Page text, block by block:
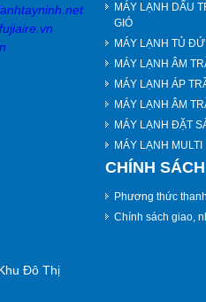
fujiaire.vn
Đô Thị
MÁY LẠNH DẤU
GIÓ
MÁY LẠNH TỦ
MÁY LẠNH ÂM
MÁY LẠNH ÁP
MÁY LẠNH ÂM
MÁY LẠNH ĐẶT
MÁY LẠNH MULTI
CHÍNH
Phương thức
Chính sách giao,